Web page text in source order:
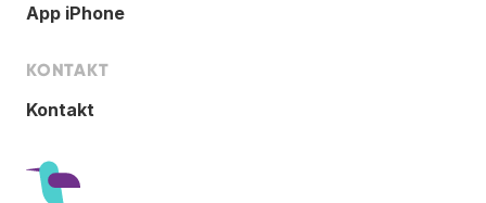
App iPhone
KONTAKT
Kontakt